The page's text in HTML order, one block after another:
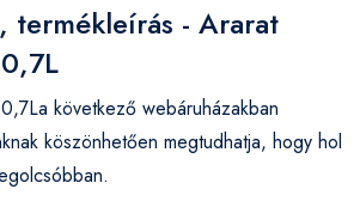
termékleírás - Ararat
következő webáruházakban
köszönhetően megtudhatja, hogy hol